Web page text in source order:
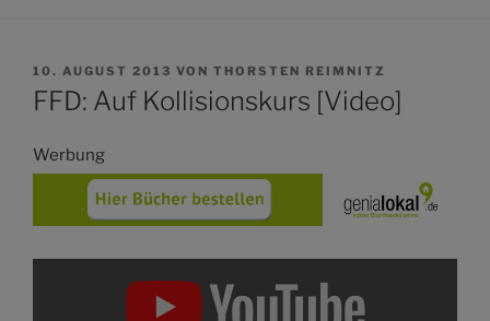
VERÖFFENTLICHT
AM
10. AUGUST 2013 VON THORSTEN REIMNITZ
FFD: Auf Kollisionskurs [Video]
Werbung
Inhalt